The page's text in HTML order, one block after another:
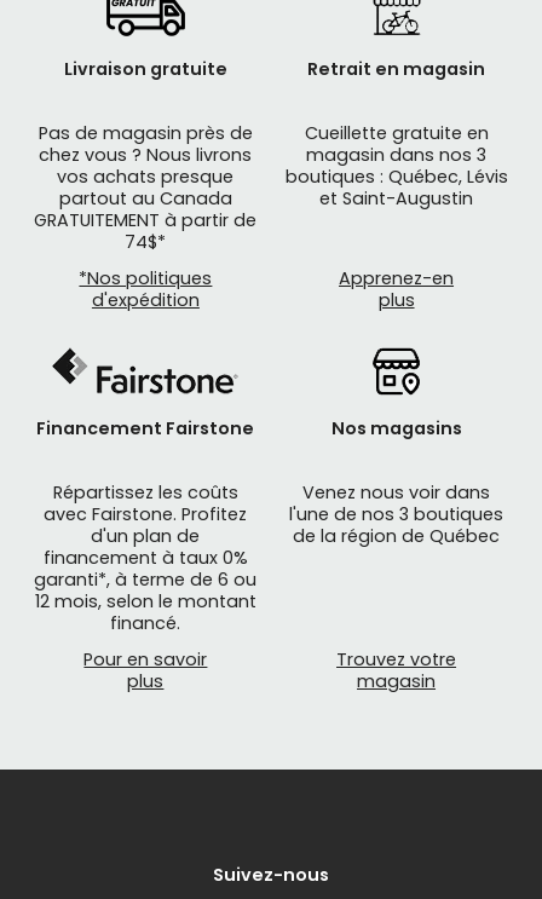
Livraison gratuite
Pas de magasin près de
chez vous ? Nous livrons
vos achats presque
partout au Canada
GRATUITEMENT à partir de
74$*
*Nos politiques
d'expédition
Retrait en magasin
Cueillette gratuite en
magasin dans nos 3
boutiques : Québec, Lévis
et Saint-Augustin
Apprenez-en
plus
Financement Fairstone
Répartissez les coûts
avec Fairstone. Profitez
d'un plan de
financement à taux 0%
garanti*, à terme de 6 ou
12 mois, selon le montant
financé.
Pour en savoir
plus
Nos magasins
Venez nous voir dans
l'une de nos 3 boutiques
de la région de Québec
Trouvez votre
magasin
Suivez-nous